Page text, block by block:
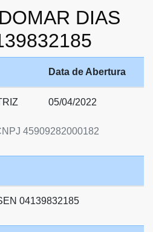
DIAS
45909282000182
Data de Abertura
05/04/2022
04139832185